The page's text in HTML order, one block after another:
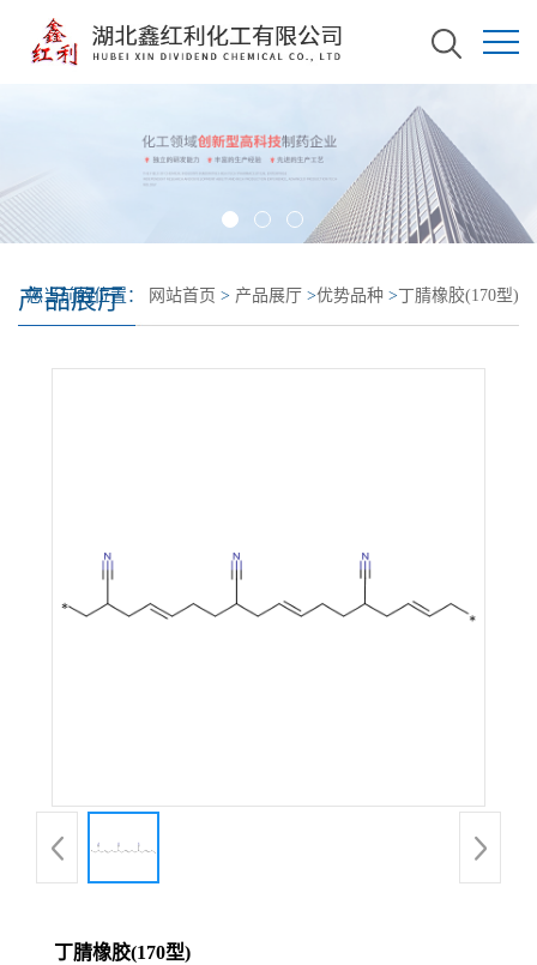
产品展厅
您当前的位置： 网站首页 > 产品展厅 >优势品种 >丁腈橡胶(170型)
丁腈橡胶(170型)